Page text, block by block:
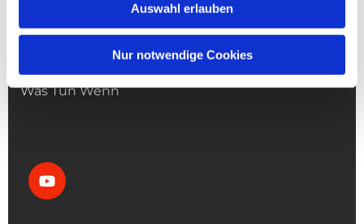
Auswahl erlauben
Nur notwendige Cookies
Die Pfarrgemeinde
Die Kita
Die Kirchen
Was Tun Wenn